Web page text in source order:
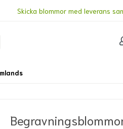
Skicka blommor med leverans